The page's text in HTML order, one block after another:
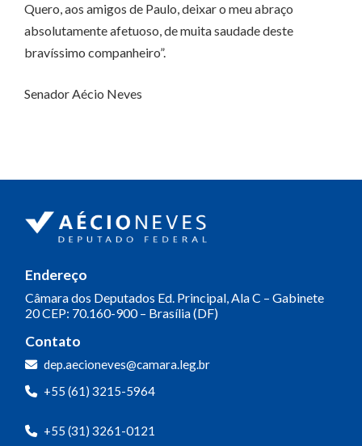
Quero, aos amigos de Paulo, deixar o meu abraço
absolutamente afetuoso, de muita saudade deste
bravíssimo companheiro”.
Senador Aécio Neves
Endereço
Câmara dos Deputados Ed. Principal, Ala C – Gabinete
20CEP: 70.160-900 – Brasília (DF)
Contato
dep.aecioneves@camara.leg.br
+55 (61) 3215-5964
+55 (31) 3261-0121